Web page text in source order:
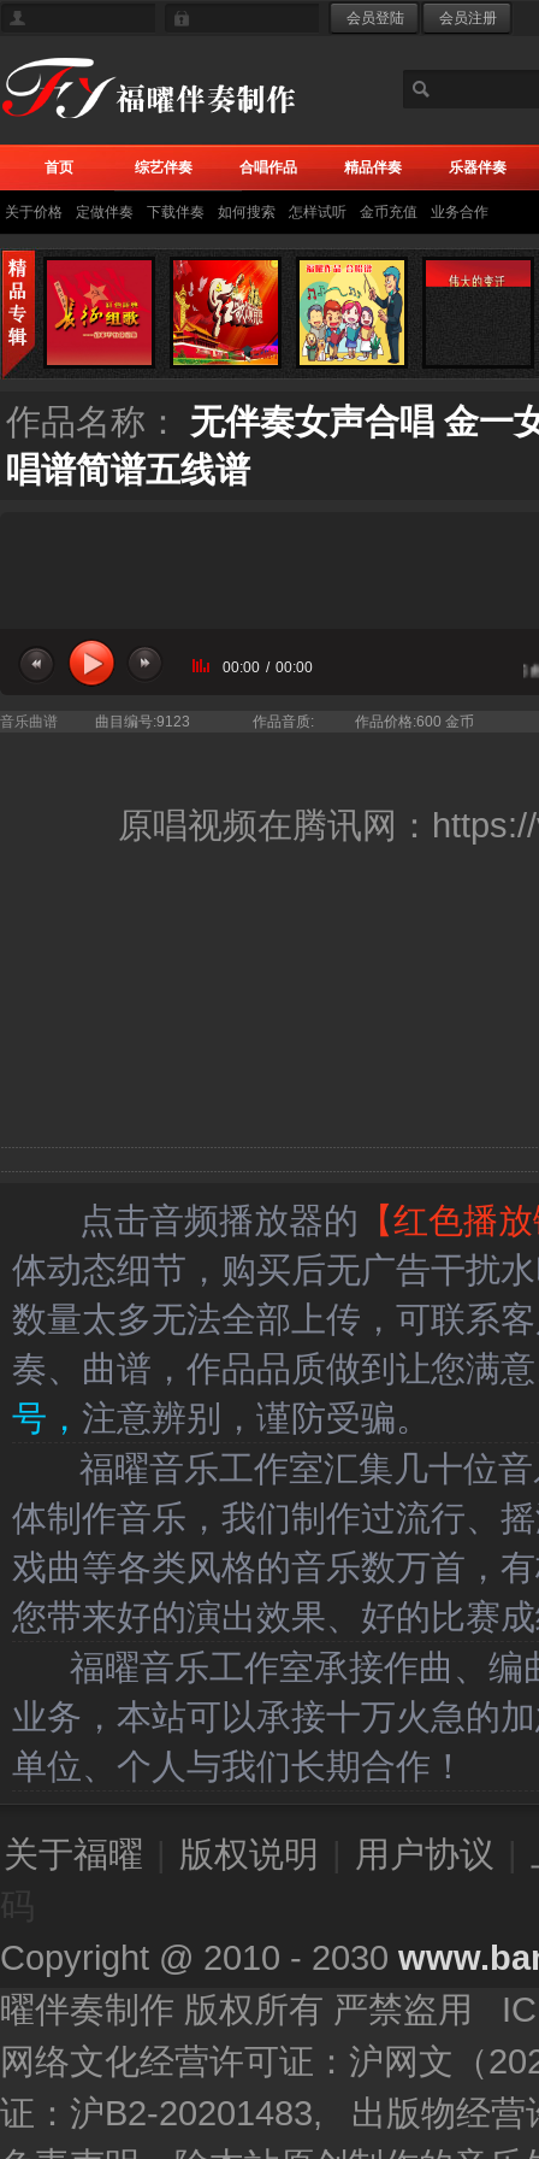
首页 综艺伴奏 合唱作品 精品伴奏 乐器伴奏
关于价格 定做伴奏 下载伴奏 如何搜索 怎样试听 金币充值 业务合作
作品名称： 无伴奏女声合唱 金一
唱谱简谱五线谱
当前
00:00 / 00:00
音乐曲谱 曲目编号:9123 作品音质: 作品价格:600 金币
原唱视频在腾讯网：
点击音频播放器的 【红色播
体动态细节，购买后无广告干扰
数量太多无法全部上传，可联系
奏、曲谱，作品品质做到让您满
号， 注意辨别，谨防受骗。
福曜音乐工作室汇集几十位音
体制作音乐，我们制作过流行、
戏曲等各类风格的音乐数万首，
您带来好的演出效果、好的比赛
福曜音乐工作室承接作曲、编
业务，本站可以承接十万火急的
单位、个人与我们长期合作！
关于福曜 版权说明 用户协议
Copyright @ 2010 - 2030
曜伴奏制作 版权所有 严禁盗用
网络文化经营许可证：沪网文（
证：沪B2-20201483, 出版物经营